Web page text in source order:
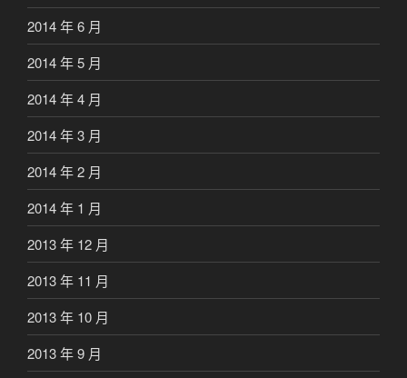
2014 年 6 月
2014 年 5 月
2014 年 4 月
2014 年 3 月
2014 年 2 月
2014 年 1 月
2013 年 12 月
2013 年 11 月
2013 年 10 月
2013 年 9 月